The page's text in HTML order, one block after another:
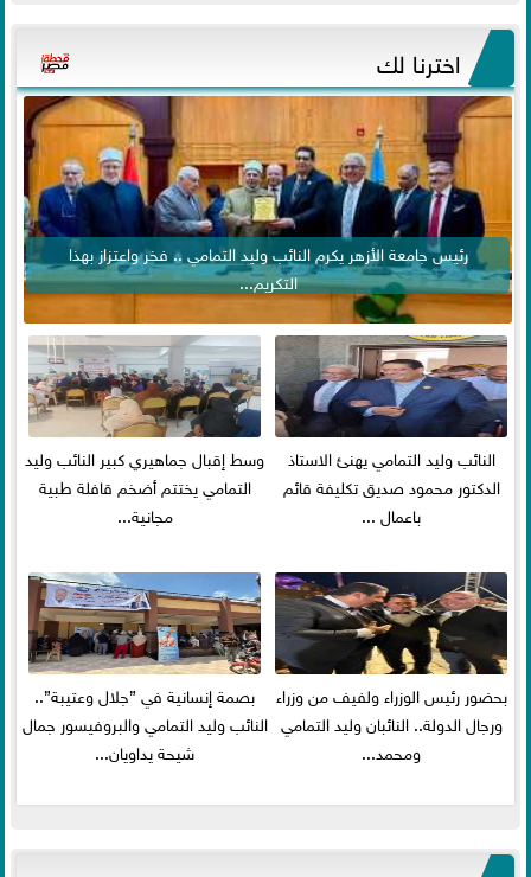
اخترنا لك
رئيس جامعة الأزهر يكرم النائب وليد التمامي .. فخر واعتزاز بهذا
التكريم...
النائب وليد التمامي يهنئ الاستاذ
الدكتور محمود صديق تكليفة قائم
باعمال ...
وسط إقبال جماهيري كبير النائب وليد
التمامي يختتم أضخم قافلة طبية
مجانية...
بحضور رئيس الوزراء ولفيف من وزراء
ورجال الدولة.. النائبان وليد التمامي
ومحمد...
بصمة إنسانية في ”جلال وعتيبة”..
النائب وليد التمامي والبروفيسور جمال
شيحة يداويان...